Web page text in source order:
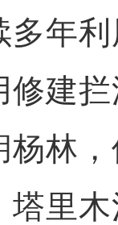
多年
修建
杨林
塔里